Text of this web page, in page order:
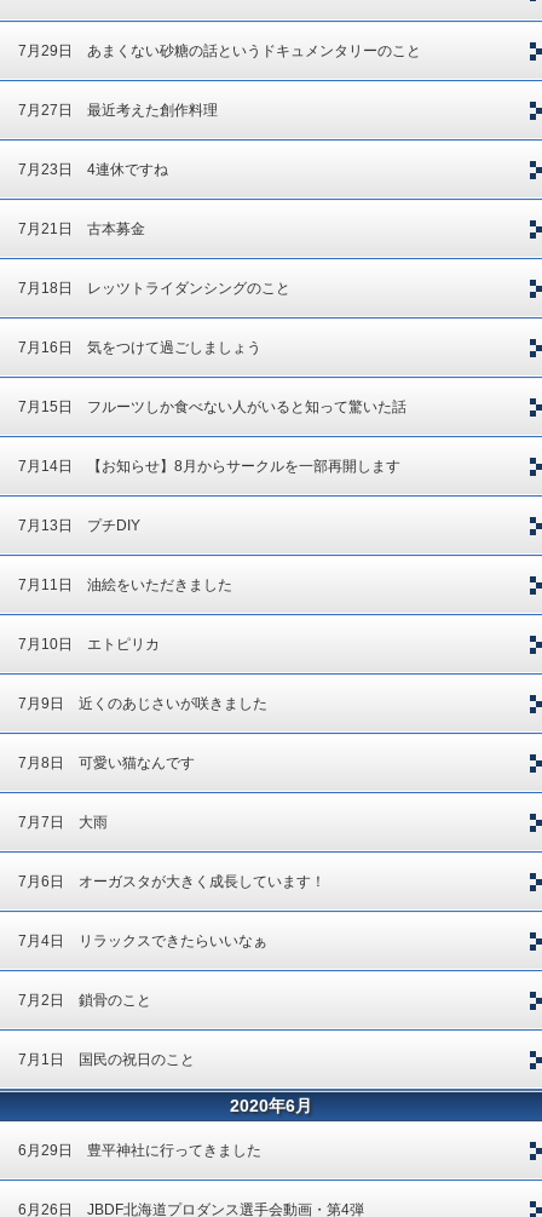
7月29日 あまくない砂糖の話というドキュメンタリーのこと
7月27日 最近考えた創作料理
7月23日 4連休ですね
7月21日 古本募金
7月18日 レッツトライダンシングのこと
7月16日 気をつけて過ごしましょう
7月15日 フルーツしか食べない人がいると知って驚いた話
7月14日 【お知らせ】8月からサークルを一部再開します
7月13日 プチDIY
7月11日 油絵をいただきました
7月10日 エトピリカ
7月9日 近くのあじさいが咲きました
7月8日 可愛い猫なんです
7月7日 大雨
7月6日 オーガスタが大きく成長しています！
7月4日 リラックスできたらいいなぁ
7月2日 鎖骨のこと
7月1日 国民の祝日のこと
2020年6月
6月29日 豊平神社に行ってきました
6月26日 JBDF北海道プロダンス選手会動画・第4弾